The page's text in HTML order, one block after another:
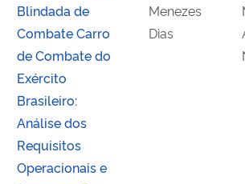
Blindada de
Combate Carro
de Combate do
Exército
Brasileiro:
Análise dos
Requisitos
Operacionais e
Menezes
Dias